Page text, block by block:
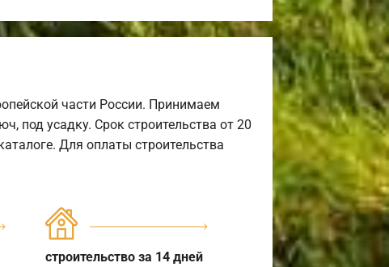
части России. Принимаем
под усадку. Срок строительства от 20
Для оплаты строительства
строительство за 14 дней